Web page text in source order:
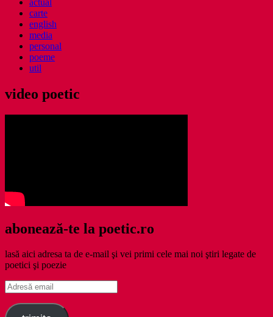
carte
english
media
personal
poeme
util
video poetic
abonează-te la poetic.ro
lasă aici adresa ta de e-mail şi vei primi cele mai noi ştiri legate de
poetici şi poezie
Adresă
email